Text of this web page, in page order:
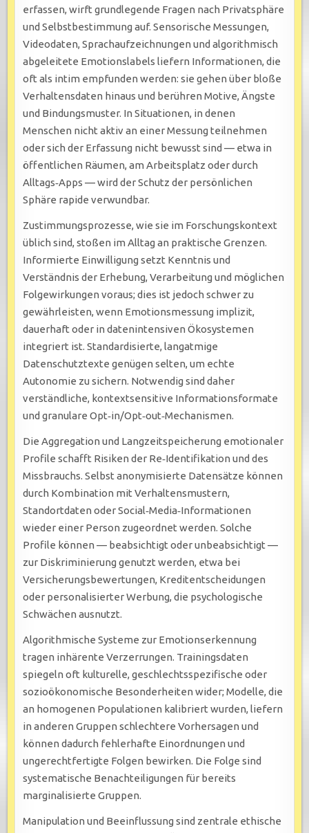
erfassen, wirft grundlegende Fragen nach Privatsphäre
und Selbstbestimmung auf. Sensorische Messungen,
Videodaten, Sprachaufzeichnungen und algorithmisch
abgeleitete Emotionslabels liefern Informationen, die
oft als intim empfunden werden: sie gehen über bloße
Verhaltensdaten hinaus und berühren Motive, Ängste
und Bindungsmuster. In Situationen, in denen
Menschen nicht aktiv an einer Messung teilnehmen
oder sich der Erfassung nicht bewusst sind — etwa in
öffentlichen Räumen, am Arbeitsplatz oder durch
Alltags‑Apps — wird der Schutz der persönlichen
Sphäre rapide verwundbar.
Zustimmungsprozesse, wie sie im Forschungskontext
üblich sind, stoßen im Alltag an praktische Grenzen.
Informierte Einwilligung setzt Kenntnis und
Verständnis der Erhebung, Verarbeitung und möglichen
Folgewirkungen voraus; dies ist jedoch schwer zu
gewährleisten, wenn Emotionsmessung implizit,
dauerhaft oder in datenintensiven Ökosystemen
integriert ist. Standardisierte, langatmige
Datenschutztexte genügen selten, um echte
Autonomie zu sichern. Notwendig sind daher
verständliche, kontextsensitive Informationsformate
und granulare Opt‑in/Opt‑out‑Mechanismen.
Die Aggregation und Langzeitspeicherung emotionaler
Profile schafft Risiken der Re‑Identifikation und des
Missbrauchs. Selbst anonymisierte Datensätze können
durch Kombination mit Verhaltensmustern,
Standortdaten oder Social‑Media‑Informationen
wieder einer Person zugeordnet werden. Solche
Profile können — beabsichtigt oder unbeabsichtigt —
zur Diskriminierung genutzt werden, etwa bei
Versicherungsbewertungen, Kreditentscheidungen
oder personalisierter Werbung, die psychologische
Schwächen ausnutzt.
Algorithmische Systeme zur Emotionserkennung
tragen inhärente Verzerrungen. Trainingsdaten
spiegeln oft kulturelle, geschlechtsspezifische oder
sozioökonomische Besonderheiten wider; Modelle, die
an homogenen Populationen kalibriert wurden, liefern
in anderen Gruppen schlechtere Vorhersagen und
können dadurch fehlerhafte Einordnungen und
ungerechtfertigte Folgen bewirken. Die Folge sind
systematische Benachteiligungen für bereits
marginalisierte Gruppen.
Manipulation und Beeinflussung sind zentrale ethische